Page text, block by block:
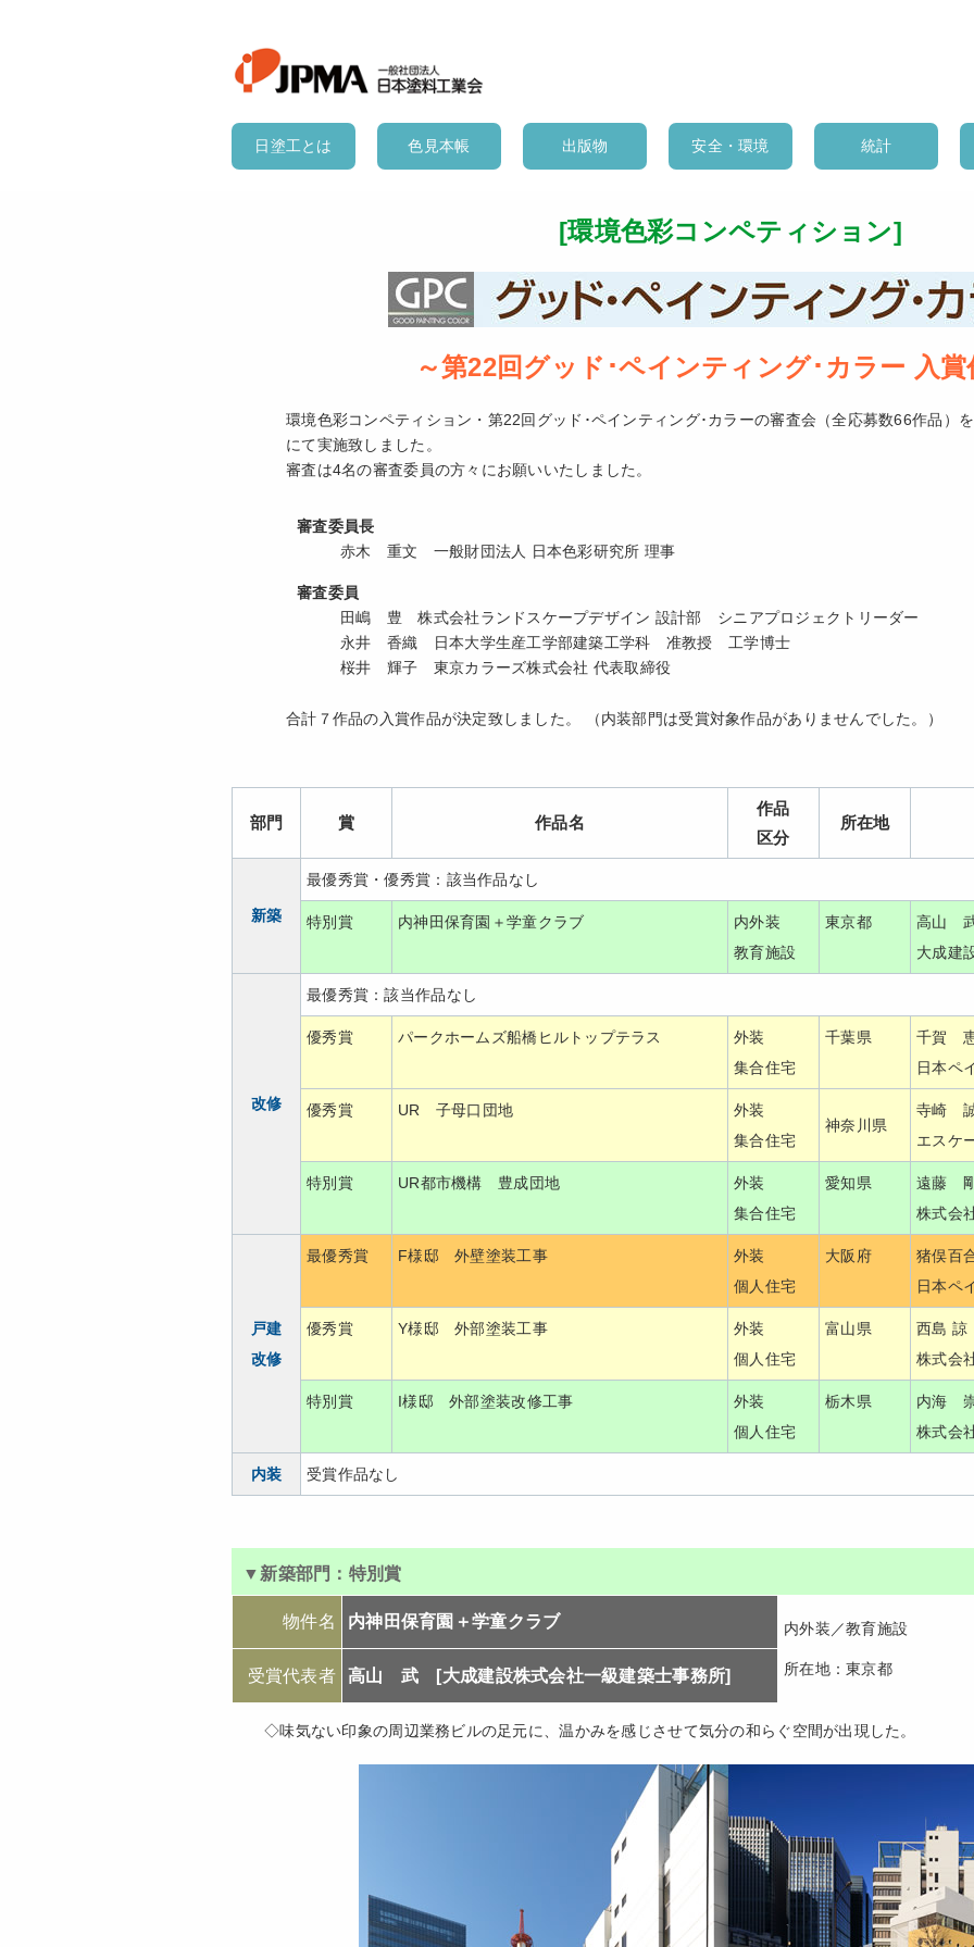
日塗工とは 色見本帳 出版物 安全・環境 統計
[環境色彩コンペティション]
～第22回グッド･ペインティング･カラー 入賞
環境色彩コンペティション・第22回グッド･ペインティング･カラーの審査会（全応募数66作品）
にて実施致しました。
審査は4名の審査委員の方々にお願いいたしました。
審査委員長
赤木 重文 一般財団法人 日本色彩研究所 理事
審査委員
田嶋 豊 株式会社ランドスケープデザイン 設計部 シニアプロジェクトリーダー
永井 香織 日本大学生産工学部建築工学科 准教授 工学博士
桜井 輝子 東京カラーズ株式会社 代表取締役
合計７作品の入賞作品が決定致しました。 （内装部門は受賞対象作品がありませんでした。）
部門 賞 作品名
作品
区分
所在地
新築
最優秀賞・優秀賞：該当作品なし
特別賞 内神田保育園＋学童クラブ
内外装
教育施設
東京都
高山
大成建
改修
最優秀賞：該当作品なし
優秀賞 パークホームズ船橋ヒルトップテラス
外装
集合住宅
千葉県
千賀
日本ペ
優秀賞 UR 子母口団地
外装
集合住宅
神奈川県
寺崎
エスケ
特別賞 UR都市機構 豊成団地
外装
集合住宅
愛知県
遠藤
株式会
戸建
改修
最優秀賞 F様邸 外壁塗装工事
外装
個人住宅
大阪府
猪俣百
日本ペ
優秀賞 Y様邸 外部塗装工事
外装
個人住宅
富山県
西島 諒
株式会
特別賞 I様邸 外部塗装改修工事
外装
個人住宅
栃木県
内海
株式会
内装 受賞作品なし
▼新築部門： 特別賞
物件名 内神田保育園＋学童クラブ 内外装／教育施設
所在地：東京都
受賞代表者 高山 武 [大成建設株式会社一級建築士事務所]
◇味気ない印象の周辺業務ビルの足元に、温かみを感じさせて気分の和らぐ空間が出現した。